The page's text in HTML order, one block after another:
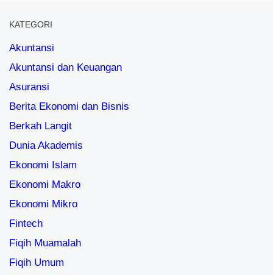
KATEGORI
Akuntansi
Akuntansi dan Keuangan
Asuransi
Berita Ekonomi dan Bisnis
Berkah Langit
Dunia Akademis
Ekonomi Islam
Ekonomi Makro
Ekonomi Mikro
Fintech
Fiqih Muamalah
Fiqih Umum